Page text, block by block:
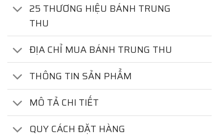
25 THƯƠNG HIỆU BÁNH TRUNG
THU
ĐỊA CHỈ MUA BÁNH TRUNG THU
THÔNG TIN SẢN PHẨM
MÔ TẢ CHI TIẾT
QUY CÁCH ĐẶT HÀNG